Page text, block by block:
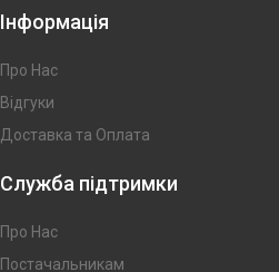
Інформація
Про Нас
Відгуки
Доставка та Оплата
Служба підтримки
Про Нас
Постачальникам